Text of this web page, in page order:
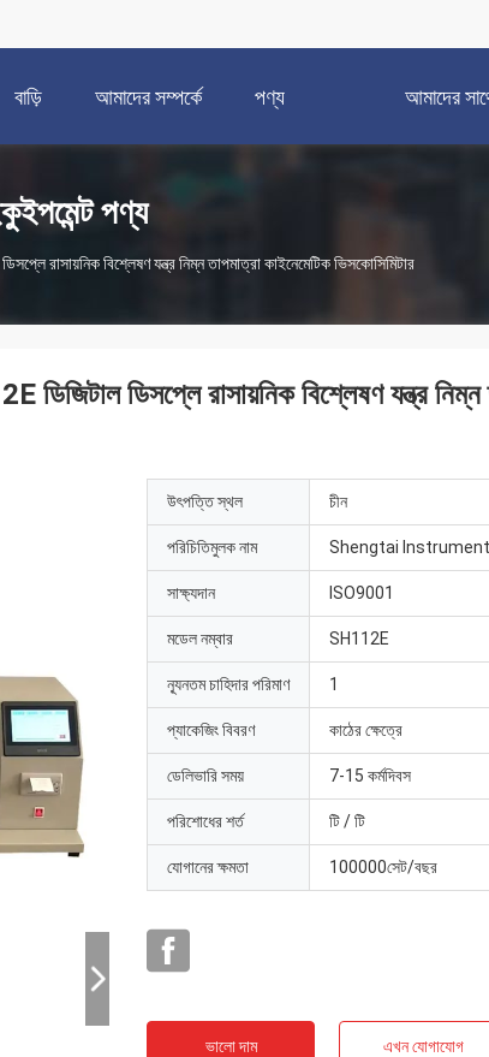
বাড়ি আমাদের সম্পর্কে পণ্য আমাদের
পণ্য
রাসায়নিক বিশ্লেষণ যন্ত্র নিম্ন তাপমাত্রা কাইনেমেটিক ভিসকোসিমিটার
ডিজিটাল ডিসপ্লে রাসায়নিক বিশ্লেষণ যন্ত্র নিম্ন
উৎপত্তি স্থল চীন
পরিচিতিমুলক নাম Shengtai Instrument
সাক্ষ্যদান ISO9001
মডেল নম্বার SH112E
ন্যূনতম চাহিদার পরিমাণ 1
প্যাকেজিং বিবরণ কাঠের ক্ষেত্রে
ডেলিভারি সময় 7-15 কর্মদিবস
পরিশোধের শর্ত টি / টি
যোগানের ক্ষমতা 100000সেট/বছর
ভালো দাম এখন যোগাযোগ